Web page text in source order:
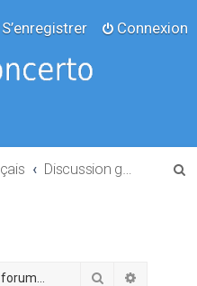
Connexion
S’enregistrer
Rechercher